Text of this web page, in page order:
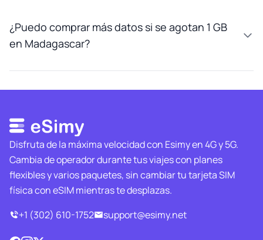
¿Puedo comprar más datos si se agotan 1 GB
en Madagascar?
Disfruta de la máxima velocidad con Esimy en 4G y 5G.
Cambia de operador durante tus viajes con planes
flexibles y varios paquetes, sin cambiar tu tarjeta SIM
física con eSIM mientras te desplazas.
+1 (302) 610-1752
support@esimy.net